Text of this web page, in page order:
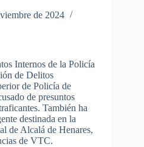
de 2024
Internos de la Policía
de Delitos
de Policía de
de presuntos
También ha
destinada en la
de Alcalá de Henares,
de VTC.